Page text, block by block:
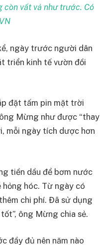
còn vất vả như trước. Có
ngày trước người dân
triển kinh tế vườn đồi
đặt tấm pin mặt trời
Mừng như được “thay
mỗi ngày tích dược hơn
tiền dầu để bơm nước
hóc. Từ ngày có
chi phí. Đã sử dụng
ông Mừng chia sẻ.
đầy đủ nên năm nào